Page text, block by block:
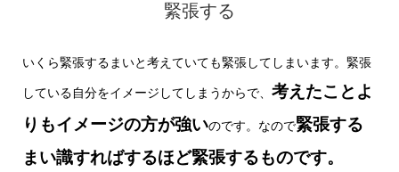
緊張する
いくら緊張するまいと考えていても緊張してしまいます。緊張
している自分をイメージしてしまうからで、 考えたことよ
りもイメージの方が強いのです。なので緊張する
まい識すればするほど緊張するものです。